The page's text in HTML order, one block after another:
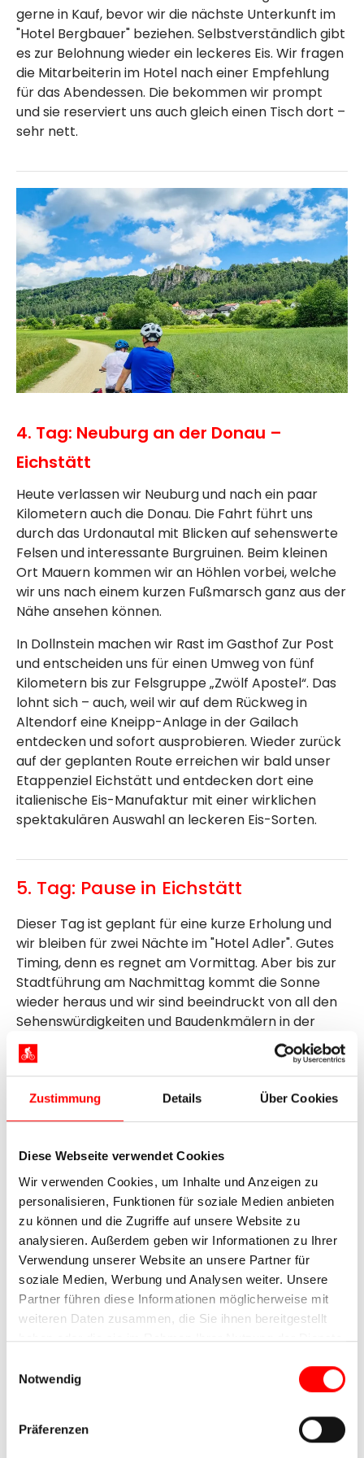
Zustimmung Details Über Cookies
Diese Webseite verwendet Cookies
Wir verwenden Cookies, um Inhalte und Anzeigen zu
personalisieren, Funktionen für soziale Medien anbieten
zu können und die Zugriffe auf unsere Website zu
analysieren. Außerdem geben wir Informationen zu Ihrer
Verwendung unserer Website an unsere Partner für
soziale Medien, Werbung und Analysen weiter. Unsere
Partner führen diese Informationen möglicherweise mit
weiteren Daten zusammen, die Sie ihnen bereitgestellt
haben oder die sie im Rahmen Ihrer Nutzung der Dienste
Notwendig
Präferenzen
gerne in Kauf, bevor wir die nächste Unterkunft im
"Hotel Bergbauer" beziehen. Selbstverständlich gibt
es zur Belohnung wieder ein leckeres Eis. Wir fragen
die Mitarbeiterin im Hotel nach einer Empfehlung
für das Abendessen. Die bekommen wir prompt
und sie reserviert uns auch gleich einen Tisch dort –
sehr nett.
4. Tag: Neuburg an der Donau –
Eichstätt
Heute verlassen wir Neuburg und nach ein paar
Kilometern auch die Donau. Die Fahrt führt uns
durch das Urdonautal mit Blicken auf sehenswerte
Felsen und interessante Burgruinen. Beim kleinen
Ort Mauern kommen wir an Höhlen vorbei, welche
wir uns nach einem kurzen Fußmarsch ganz aus der
Nähe ansehen können.
In Dollnstein machen wir Rast im Gasthof Zur Post
und entscheiden uns für einen Umweg von fünf
Kilometern bis zur Felsgruppe „Zwölf Apostel“. Das
lohnt sich – auch, weil wir auf dem Rückweg in
Altendorf eine Kneipp-Anlage in der Gailach
entdecken und sofort ausprobieren. Wieder zurück
auf der geplanten Route erreichen wir bald unser
Etappenziel Eichstätt und entdecken dort eine
italienische Eis-Manufaktur mit einer wirklichen
spektakulären Auswahl an leckeren Eis-Sorten.
5. Tag: Pause in Eichstätt
Dieser Tag ist geplant für eine kurze Erholung und
wir bleiben für zwei Nächte im "Hotel Adler". Gutes
Timing, denn es regnet am Vormittag. Aber bis zur
Stadtführung am Nachmittag kommt die Sonne
wieder heraus und wir sind beeindruckt von all den
Sehenswürdigkeiten und Baudenkmälern in der
Stadt. Selbstverständlich gibt es erneut ein
leckeres Eis und der Tag klingt in einem
gemütlichen Hofbiergarten aus.
6. Tag: Eichstätt – Beilngries
an der Altmühl entlang. In Pfünz sehen wir uns das
Römerkastell an, in Kinding die Wehrkirche und